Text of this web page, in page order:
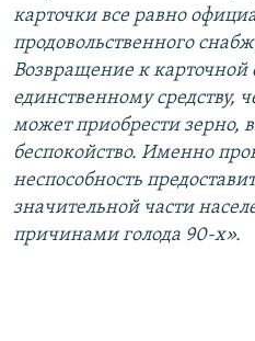
карточки все равно
продовольственного
Возвращение к карточной
единственному средству,
может приобрести зерно,
беспокойство. Именно
неспособность
значительной части
причинами голода 90-х».